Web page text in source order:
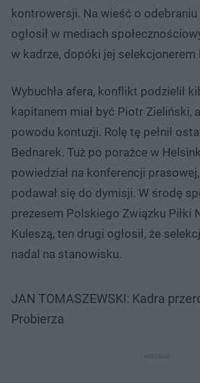
kontrowersji. Na wieść o
ogłosił w mediach
w kadrze, dopóki jej selekcjonerem
Wybuchła afera, konflikt podzielił
kapitanem miał być Piotr Zieliński,
powodu kontuzji. Rolę tę pełnił
Bednarek. Tuż po porażce w
powiedział na konferencji
podawał się do dymisji. W środę
prezesem Polskiego Związku Piłki
Kuleszą, ten drugi ogłosił, że
nadal na stanowisku.
JAN TOMASZEWSKI: Kadra
Probierza